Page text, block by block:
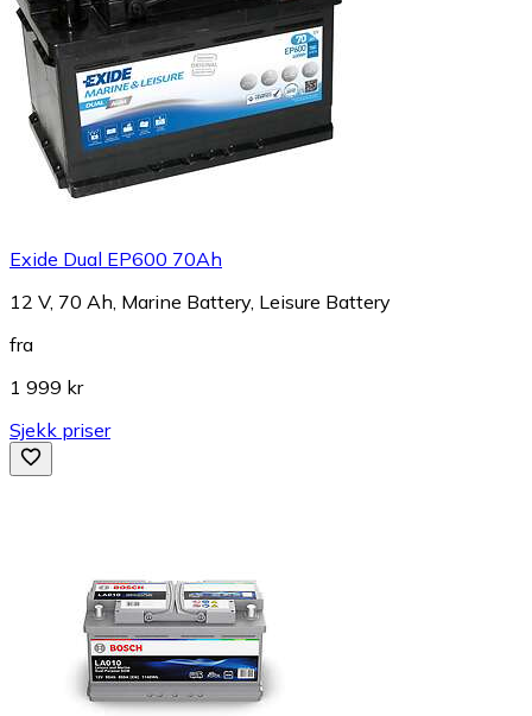
Exide Dual EP600 70Ah
12 V, 70 Ah, Marine Battery, Leisure Battery
fra
1 999 kr
Sjekk priser